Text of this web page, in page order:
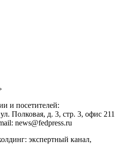
и посетителей:
ул. Полковая, д. 3, стр. 3, офис 211
news@fedpress.ru
экспертный канал,